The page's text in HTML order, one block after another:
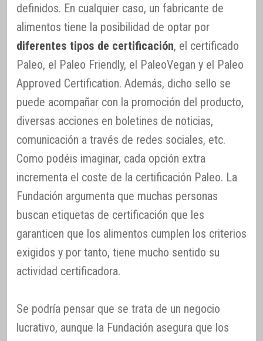
definidos. En cualquier caso, un fabricante de
alimentos tiene la posibilidad de optar por
diferentes tipos de certificación, el certificado
Paleo, el Paleo Friendly, el PaleoVegan y el Paleo
Approved Certification. Además, dicho sello se
puede acompañar con la promoción del producto,
diversas acciones en boletines de noticias,
comunicación a través de redes sociales, etc.
Como podéis imaginar, cada opción extra
incrementa el coste de la certificación Paleo. La
Fundación argumenta que muchas personas
buscan etiquetas de certificación que les
garanticen que los alimentos cumplen los criterios
exigidos y por tanto, tiene mucho sentido su
actividad certificadora.
Se podría pensar que se trata de un negocio
lucrativo, aunque la Fundación asegura que los